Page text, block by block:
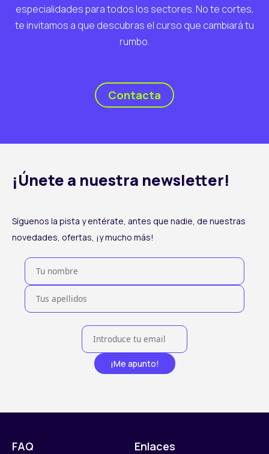
especialidades para todos los sectores. No te cortes,
te invitamos a que descubras el curso que cambiará tu
rumbo.
Contacta
¡Únete a nuestra newsletter!
Síguenos la pista y entérate, antes que nadie, de nuestras
novedades, ofertas, ¡y mucho más!
¡Me apunto!
FAQ Enlaces